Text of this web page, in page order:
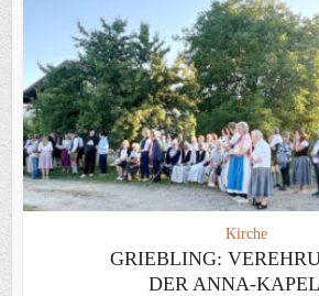
Kirche
GRIEBLING:
DER ANNA-